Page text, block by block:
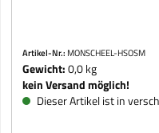
Artikel-Nr.: MONSCHEEL-HSOSM
Gewicht:0,0 kg
kein Versand möglich!
Dieser Artikel ist in